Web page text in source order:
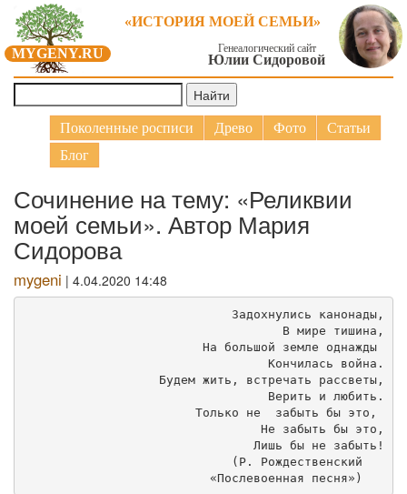
MYGENY.RU
«ИСТОРИЯ МОЕЙ СЕМЬИ»
Генеалогический сайт
Юлии Сидоровой
Поколенные росписи Древо Фото
Статьи
Блог
Сочинение на тему: «Реликвии
моей семьи». Автор Мария
Сидорова
mygeni | 4.04.2020 14:48
Задохнулись канонады,
В мире тишина,
На большой земле однажды
Кончилась война.
Будем жить, встречать рассветы,
Верить и любить.
Только не  забыть бы это,
Не забыть бы это,
Лишь бы не забыть!
(Р. Рождественский
«Послевоенная песня»)